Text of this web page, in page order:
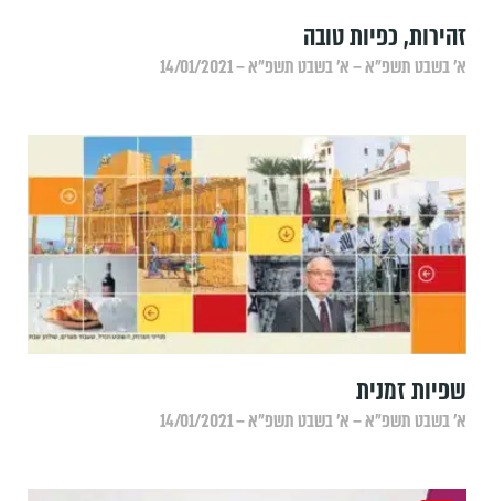
זהירות, כפיות טובה
א׳ בשבט תשפ״א – א׳ בשבט תשפ״א – 14/01/2021
שפיות זמנית
א׳ בשבט תשפ״א – א׳ בשבט תשפ״א – 14/01/2021